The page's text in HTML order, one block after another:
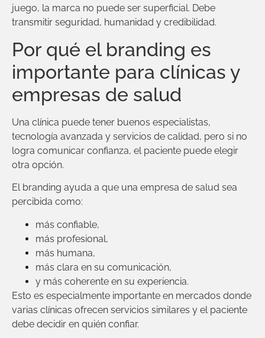
juego, la marca no puede ser superficial. Debe
transmitir seguridad, humanidad y credibilidad.
Por qué el branding es
importante para clínicas y
empresas de salud
Una clínica puede tener buenos especialistas,
tecnología avanzada y servicios de calidad, pero si no
logra comunicar confianza, el paciente puede elegir
otra opción.
El branding ayuda a que una empresa de salud sea
percibida como:
más confiable,
más profesional,
más humana,
más clara en su comunicación,
y más coherente en su experiencia.
Esto es especialmente importante en mercados donde
varias clínicas ofrecen servicios similares y el paciente
debe decidir en quién confiar.